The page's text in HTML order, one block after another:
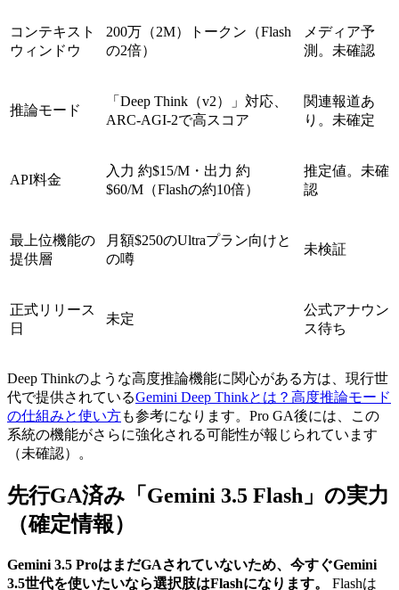
コンテキスト
ウィンドウ
200万（2M）トークン（Flash
の2倍）
メディア予
測。未確認
推論モード
「Deep Think（v2）」対応、
ARC-AGI-2で高スコア
関連報道あ
り。未確定
API料金
入力 約$15/M・出力 約
$60/M（Flashの約10倍）
推定値。未確
認
最上位機能の
提供層
月額$250のUltraプラン向けと
の噂
未検証
正式リリース
日
未定
公式アナウン
ス待ち
Deep Thinkのような高度推論機能に関心がある方は、現行世
代で提供されているGemini Deep Thinkとは？高度推論モード
の仕組みと使い方も参考になります。Pro GA後には、この
系統の機能がさらに強化される可能性が報じられています
（未確認）。
先行GA済み「Gemini 3.5 Flash」の実力
（確定情報）
Gemini 3.5 ProはまだGAされていないため、今すぐGemini
3.5世代を使いたいなら選択肢はFlashになります。
Flashは